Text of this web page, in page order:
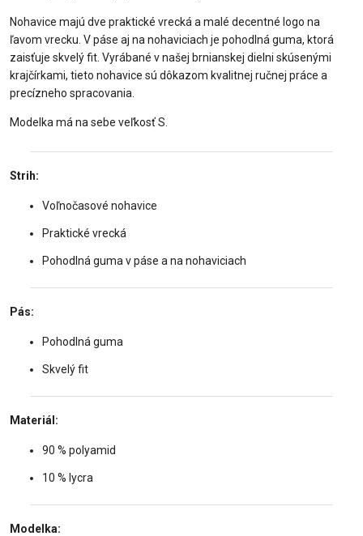
Nohavice majú dve praktické vrecká a malé decentné logo na
ľavom vrecku. V páse aj na nohaviciach je pohodlná guma, ktorá
zaisťuje skvelý fit. Vyrábané v našej brnianskej dielni skúsenými
krajčírkami, tieto nohavice sú dôkazom kvalitnej ručnej práce a
precízneho spracovania.
Modelka má na sebe veľkosť S.
Strih:
Voľnočasové nohavice
Praktické vrecká
Pohodlná guma v páse a na nohaviciach
Pás:
Pohodlná guma
Skvelý fit
Materiál:
90 % polyamid
10 % lycra
Modelka: